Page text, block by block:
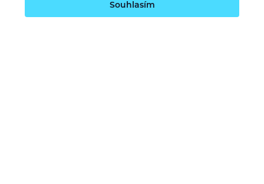
Souhlasím